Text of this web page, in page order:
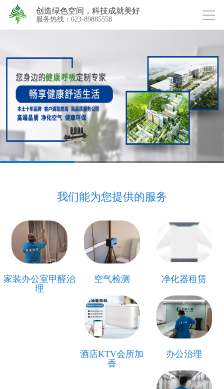
创造绿色空间，科技成就美好
服务热线：023-89885558
我们能为您提供的服务
家装办公室甲醛治
理
空气检测 净化器租赁
酒店KTV会所加
香
办公治理